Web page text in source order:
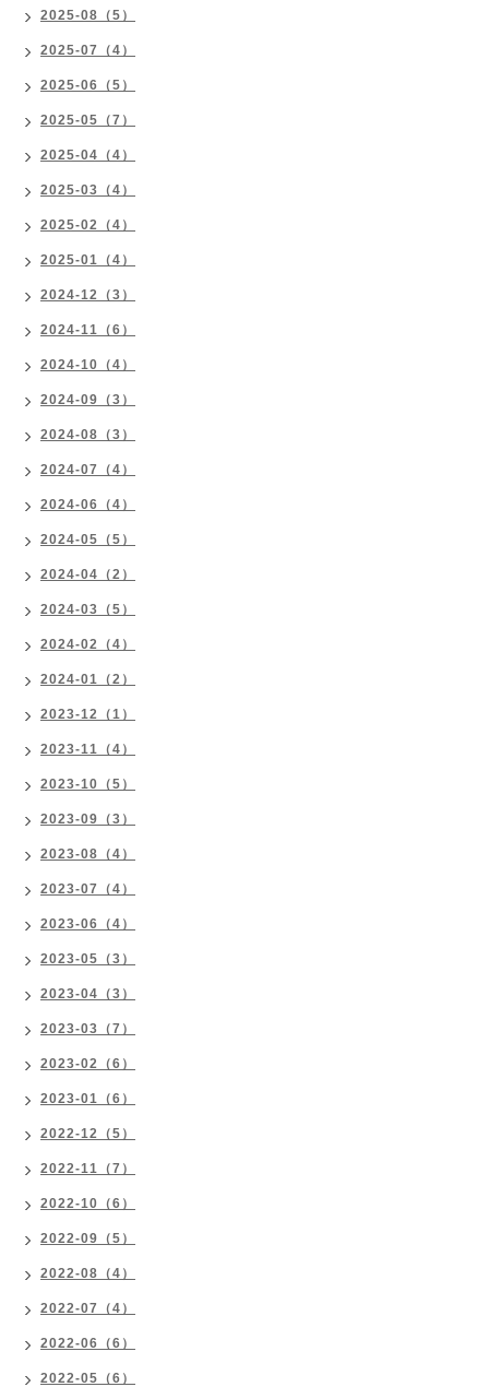
2025-08（5）
2025-07（4）
2025-06（5）
2025-05（7）
2025-04（4）
2025-03（4）
2025-02（4）
2025-01（4）
2024-12（3）
2024-11（6）
2024-10（4）
2024-09（3）
2024-08（3）
2024-07（4）
2024-06（4）
2024-05（5）
2024-04（2）
2024-03（5）
2024-02（4）
2024-01（2）
2023-12（1）
2023-11（4）
2023-10（5）
2023-09（3）
2023-08（4）
2023-07（4）
2023-06（4）
2023-05（3）
2023-04（3）
2023-03（7）
2023-02（6）
2023-01（6）
2022-12（5）
2022-11（7）
2022-10（6）
2022-09（5）
2022-08（4）
2022-07（4）
2022-06（6）
2022-05（6）